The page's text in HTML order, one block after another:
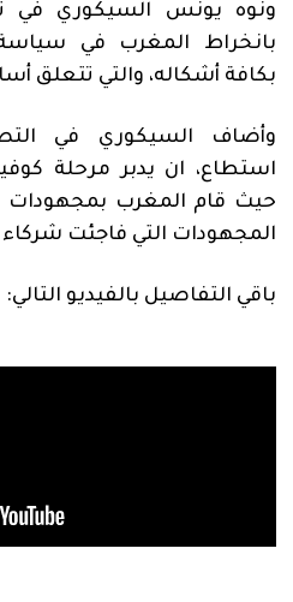
ونوه يونس السيكوري في
بانخراط المغرب في
بكافة أشكاله، والتي تتعلق
وأضاف السيكوري في
استطاع، ان يدبر مرحلة
حيث قام المغرب بمجهودات
المجهودات التي فاجئت
باقي التفاصيل بالفيديو التالي: